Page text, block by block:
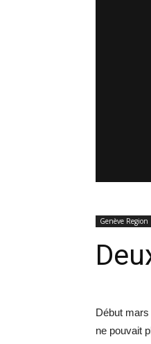
Genève Region
Début mars
ne pouvait